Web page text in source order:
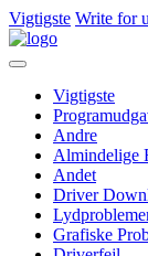
Vigtigste Write for
Vigtigste
Andre
Almindelige
Andet
Driver
Grafiske